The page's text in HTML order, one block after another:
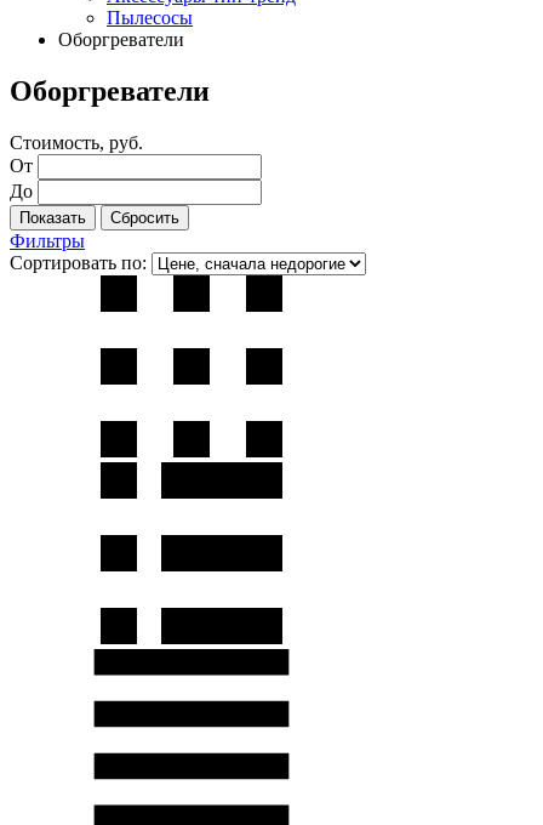
Пылесосы
Оборгреватели
Оборгреватели
Стоимость, руб.
От
До
Фильтры
Сортировать по: